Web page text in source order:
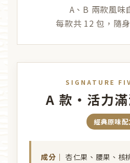
A、B 兩款風味
每款共 12 包，隨
SIGNATURE
A 款・活力
經典原味配
成分｜ 杏仁果、腰果、核